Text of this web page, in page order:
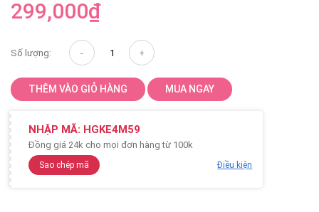
299,000₫
Số lượng:
THÊM VÀO GIỎ HÀNG MUA NGAY
NHẬP MÃ: HGKE4M59
Đồng giá 24k cho mọi đơn hàng từ 100k
Sao chép mã Điều kiện